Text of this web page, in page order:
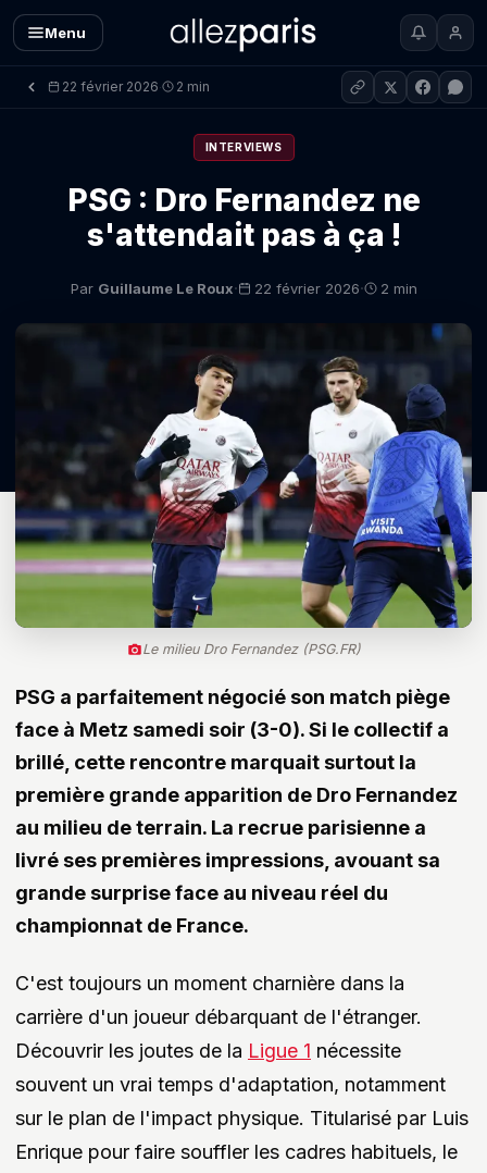
Menu
22 février 2026· 2 min
INTERVIEWS
PSG : Dro Fernandez ne
s'attendait pas à ça !
Par Guillaume Le Roux· 22 février 2026· 2 min
Le milieu Dro Fernandez (PSG.FR)
PSG a parfaitement négocié son match piège
face à Metz samedi soir (3-0). Si le collectif a
brillé, cette rencontre marquait surtout la
première grande apparition de Dro Fernandez
au milieu de terrain. La recrue parisienne a
livré ses premières impressions, avouant sa
grande surprise face au niveau réel du
championnat de France.
C'est toujours un moment charnière dans la
carrière d'un joueur débarquant de l'étranger.
Découvrir les joutes de la Ligue 1 nécessite
souvent un vrai temps d'adaptation, notamment
sur le plan de l'impact physique. Titularisé par Luis
Enrique pour faire souffler les cadres habituels, le